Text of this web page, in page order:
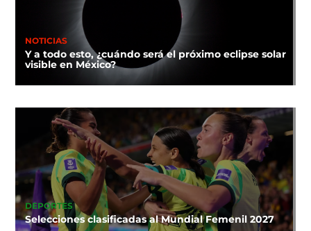
NOTICIAS
Y a todo esto, ¿cuándo será el próximo eclipse solar
visible en México?
DEPORTES
Selecciones clasificadas al Mundial Femenil 2027